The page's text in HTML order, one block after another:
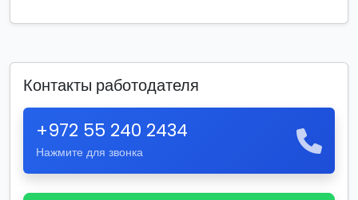
Контакты работодателя
+972 55 240 2434
Нажмите для звонка